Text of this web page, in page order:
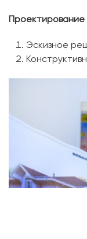
Проектирование
Эскизное